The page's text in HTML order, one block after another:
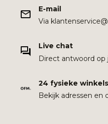
E-mail
Via
Live chat
Direct antwoord op
24 fysieke winkels
Bekijk adressen en